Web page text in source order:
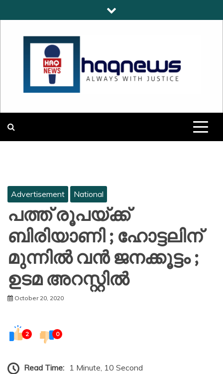
to
HAQNEWS
Advertisement National
പത്ത് രൂപയ്ക്ക്
ബിരിയാണി ; ഹോട്ടലിന്
മുന്നിൽ വൻ ജനക്കൂട്ടം ;
ഉടമ അറസ്റ്റിൽ
October 20, 2020
2 0
Read Time: 1 Minute, 10 Second